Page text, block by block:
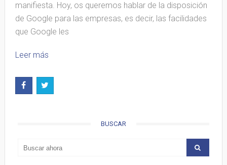
manifiesta. Hoy, os queremos hablar de la disposición
de Google para las empresas, es decir, las facilidades
que Google les
Leer más
BUSCAR